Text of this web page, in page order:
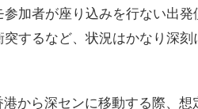
加者が座り込みを行ない出発
するなど、状況はかなり深刻
から深センに移動する際、想